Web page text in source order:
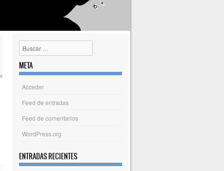
Buscar
META
Acceder
Feed de entradas
Feed de comentarios
WordPress.org
ENTRADAS RECIENTES